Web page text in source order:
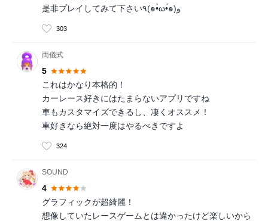
是非プレイしてみて下さい٩(๑•̀ω•́๑)و
303
両儀式
5
これはかなり本格的！
カーレース好きにはたまらないアプリですね
車もカスタマイズできるし、凄くオススメ！
車好きなら絶対一度はやるべきですよ
324
SOUND
4
グラフィックが超綺麗！
想像していたレースゲームとは違かったけど楽しいから